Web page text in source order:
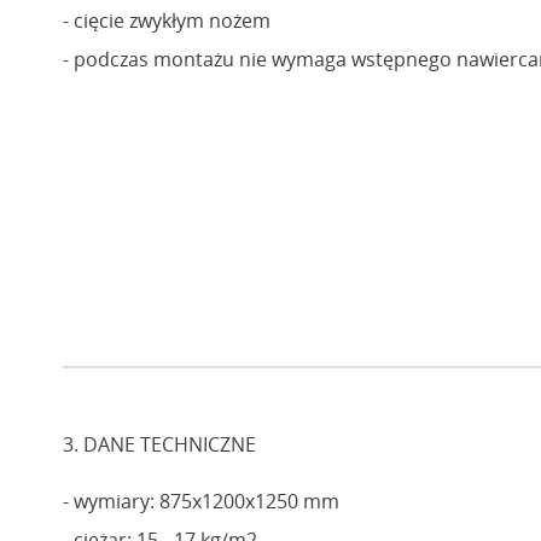
- cięcie zwykłym nożem
- podczas montażu nie wymaga wstępnego
3. DANE TECHNICZNE
- wymiary: 875x1200x1250 mm